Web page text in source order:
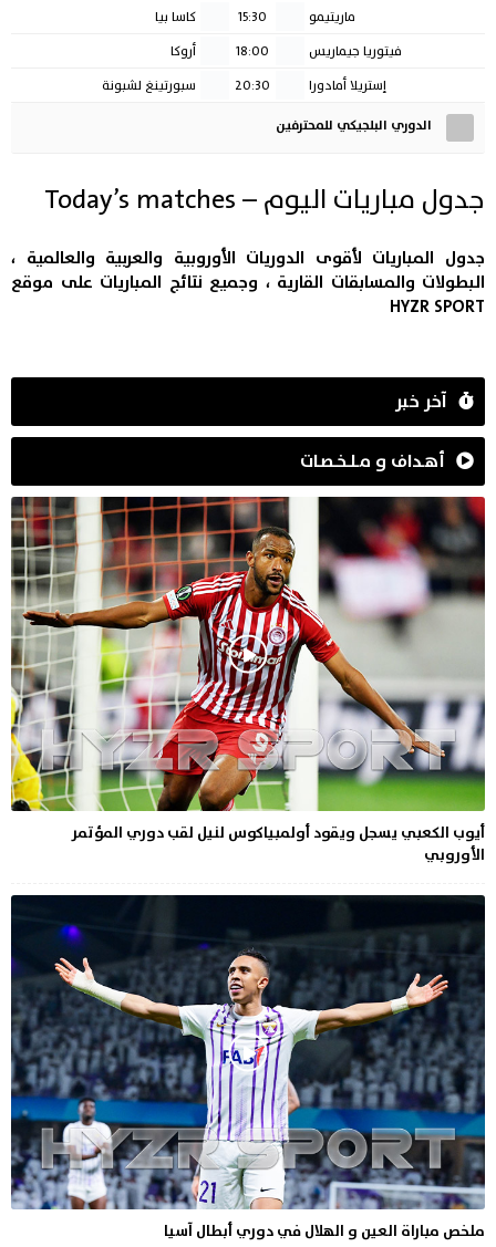
ماريتيمو 15:30
كاسا بيا
فيتوريا جيماريس
18:00
أروكا
إستريلا أمادورا
20:30
سبورتينغ لشبونة
الدوري البلجيكي للمحترفين
جدول مباريات اليوم– Today’s matches
جدول المباريات لأقوى الدوريات الأوروبية والعربية والعالمية ،
البطولات والمسابقات القارية ، وجميع نتائج المباريات على موقع
HYZR SPORT
آخر خبر
أهـداف و مـلـخـصـات
أيوب الكعبي يسجل ويقود أولمبياكوس لنيل لقب دوري المؤتمر
الأوروبي
ملخص مباراة العين و الهلال في دوري أبطال آسيا